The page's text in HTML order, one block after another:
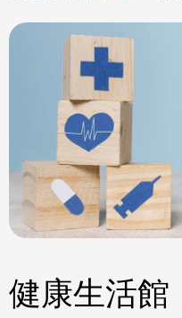
健康生活館